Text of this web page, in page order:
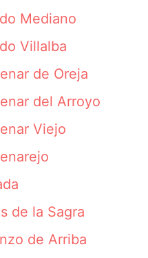
Mediano
Villalba
de Oreja
del Arroyo
Viejo
de la Sagra
de Arriba